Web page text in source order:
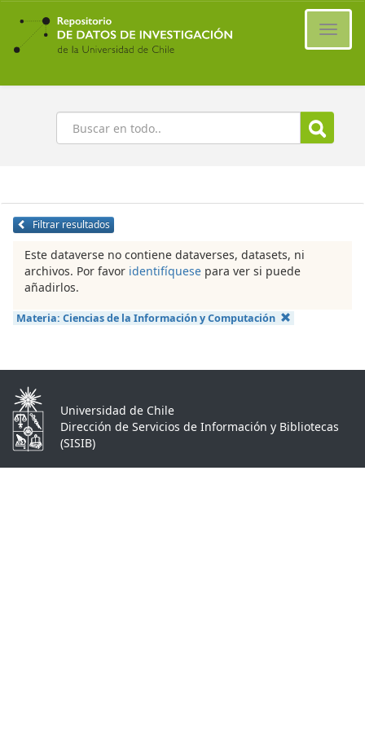
Ir
contenido
principal
Buscar
Filtrar resultados
Este dataverse no contiene dataverses, datasets, ni
archivos. Por favor identifíquese para ver si puede
añadirlos.
Materia: Ciencias de la Información y Computación
Universidad de Chile
Dirección de Servicios de Información y Bibliotecas
(SISIB)